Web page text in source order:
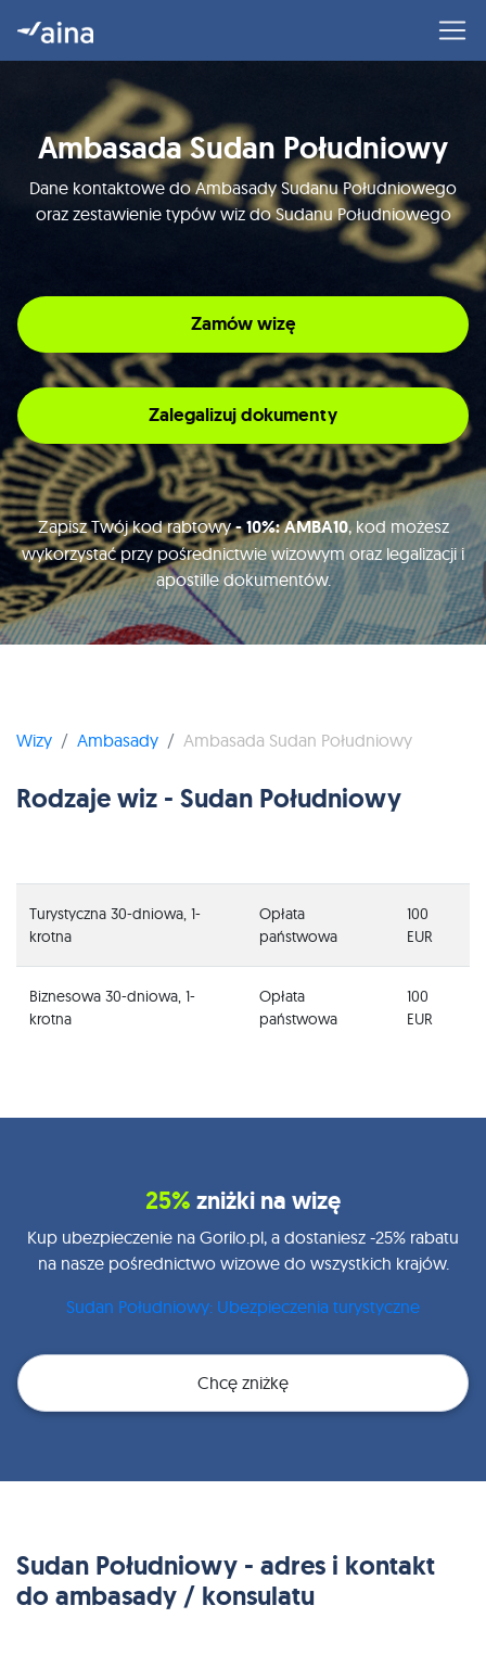
Ambasada Sudan Południowy
Dane kontaktowe do Ambasady Sudanu Południowego
oraz zestawienie typów wiz do Sudanu Południowego
Zamów wizę
Zalegalizuj dokumenty
Zapisz Twój kod rabtowy- 10%: AMBA10, kod możesz
wykorzystać przy pośrednictwie wizowym oraz legalizacji i
apostille dokumentów.
Wizy Ambasady Ambasada Sudan Południowy
Rodzaje wiz - Sudan Południowy
Turystyczna 30-dniowa, 1-
krotna
Opłata
państwowa
100
EUR
Biznesowa 30-dniowa, 1-
krotna
Opłata
państwowa
100
EUR
25% zniżki na wizę
Kup ubezpieczenie na Gorilo.pl, a dostaniesz -25% rabatu
na nasze pośrednictwo wizowe do wszystkich krajów.
Sudan Południowy: Ubezpieczenia turystyczne
Chcę zniżkę
Sudan Południowy - adres i kontakt
do ambasady / konsulatu